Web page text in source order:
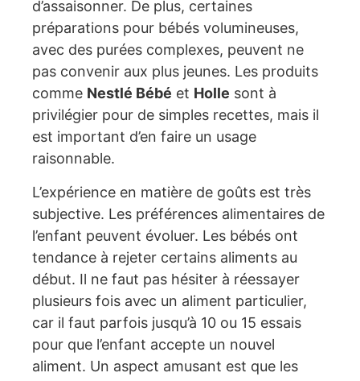
d’assaisonner. De plus, certaines
préparations pour bébés volumineuses,
avec des purées complexes, peuvent ne
pas convenir aux plus jeunes. Les produits
comme Nestlé Bébé et Holle sont à
privilégier pour de simples recettes, mais il
est important d’en faire un usage
raisonnable.
L’expérience en matière de goûts est très
subjective. Les préférences alimentaires de
l’enfant peuvent évoluer. Les bébés ont
tendance à rejeter certains aliments au
début. Il ne faut pas hésiter à réessayer
plusieurs fois avec un aliment particulier,
car il faut parfois jusqu’à 10 ou 15 essais
pour que l’enfant accepte un nouvel
aliment. Un aspect amusant est que les